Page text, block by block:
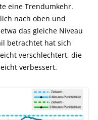
eine Trendumkehr.
nach oben und
das gleiche Niveau
betrachtet hat sich
verschlechtert, die
verbessert.